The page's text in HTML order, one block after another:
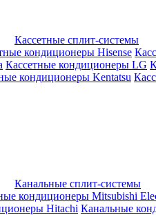
Кассетные сплит-системы
кондиционеры Hisense
Кассетные кондиционеры LG
кондиционеры Kentatsu
Канальные сплит-системы
кондиционеры Mitsubishi
Hitachi Канальные